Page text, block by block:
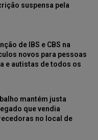
suspensa pela
de IBS e CBS na
novos para pessoas
e autistas de todos os
mantém justa
que vendia
no local de